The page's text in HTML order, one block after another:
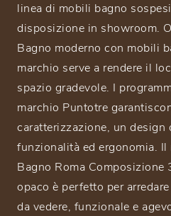
linea di mobili bagno
disposizione in showroom.
Bagno moderno con mobili
marchio serve a rendere il
spazio gradevole. I
marchio Puntotre
caratterizzazione, un design
funzionalità ed ergonomia.
Bagno Roma
opaco è perfetto per
da vedere, funzionale e